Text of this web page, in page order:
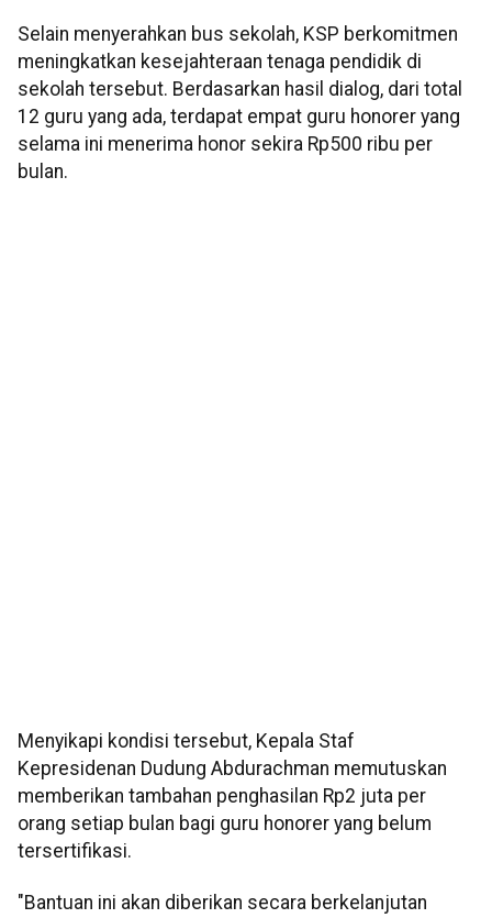
Selain menyerahkan bus sekolah, KSP berkomitmen
meningkatkan kesejahteraan tenaga pendidik di
sekolah tersebut. Berdasarkan hasil dialog, dari total
12 guru yang ada, terdapat empat guru honorer yang
selama ini menerima honor sekira Rp500 ribu per
bulan.
Menyikapi kondisi tersebut, Kepala Staf
Kepresidenan Dudung Abdurachman memutuskan
memberikan tambahan penghasilan Rp2 juta per
orang setiap bulan bagi guru honorer yang belum
tersertifikasi.
"Bantuan ini akan diberikan secara berkelanjutan